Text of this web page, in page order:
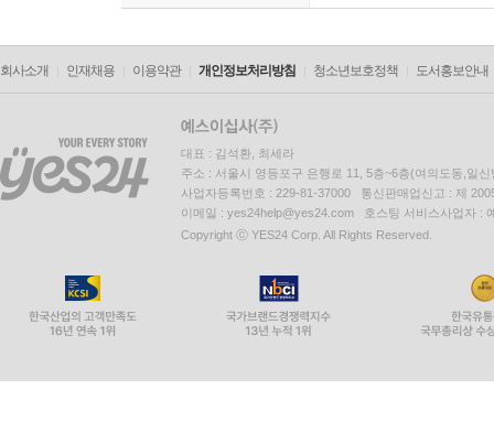
회사소개 인재채용 이용약관 개인정보처리방침 청소년보호정책 도서홍보안내
대표 : 김석환, 최세라
주소 : 서울시 영등포구 은행로 11, 5층~6층(여의도동,일신
사업자등록번호 : 229-81-37000 통신판매업신고 : 제
이메일 : yes24help@yes24.com 호스팅 서비스사업자 :
Copyright ⓒ YES24 Corp. All Rights Reserved.